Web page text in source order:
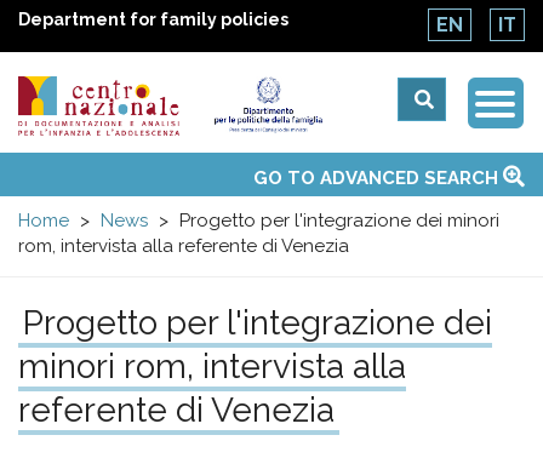
Department for family policies EN IT
Centro
nazionale
di
Documentazione
e
menuTopics
Activities
UN Convention
National ObservatoriesGO TO ADVANCED SEARCH
Home
News
Progetto per l'integrazione dei minori
rom, intervista alla referente di Venezia
Progetto per l'integrazione dei
minori rom, intervista alla
referente di Venezia